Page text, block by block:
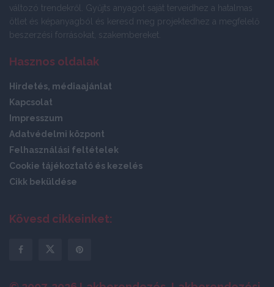
változó trendekről. Gyűjts anyagot saját terveidhez a hatalmas
ötlet és képanyagból és keresd meg projektedhez a megfelelő
beszerzési forrásokat, szakembereket.
Hasznos oldalak
Hirdetés, médiaajánlat
Kapcsolat
Impresszum
Adatvédelmi központ
Felhasználási feltételek
Cookie tájékoztató és kezelés
Cikk beküldése
Kövesd cikkeinket: